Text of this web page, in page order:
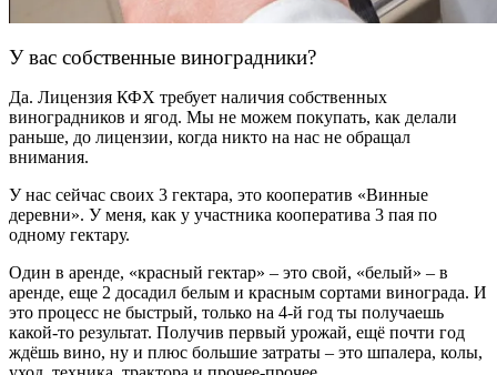
У вас собственные виноградники?
Да. Лицензия КФХ требует наличия собственных
виноградников и ягод. Мы не можем покупать, как делали
раньше, до лицензии, когда никто на нас не обращал
внимания.
У нас сейчас своих 3 гектара, это кооператив «Винные
деревни». У меня, как у участника кооператива 3 пая по
одному гектару.
Один в аренде, «красный гектар» – это свой, «белый» – в
аренде, еще 2 досадил белым и красным сортами винограда. И
это процесс не быстрый, только на 4-й год ты получаешь
какой-то результат. Получив первый урожай, ещё почти год
ждёшь вино, ну и плюс большие затраты – это шпалера, колы,